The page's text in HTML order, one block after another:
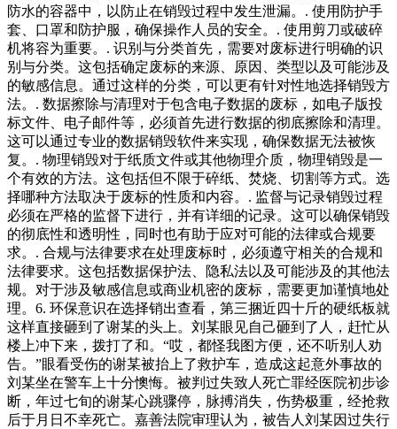
防水的容器中，以防止在销毁过程中发生泄漏。. 使用防护手
套、口罩和防护服，确保操作人员的安全。. 使用剪刀或破碎
机将容为重要。. 识别与分类首先，需要对废标进行明确的识
别与分类。这包括确定废标的来源、原因、类型以及可能涉及
的敏感信息。通过这样的分类，可以更有针对性地选择销毁方
法。. 数据擦除与清理对于包含电子数据的废标，如电子版投
标文件、电子邮件等，必须首先进行数据的彻底擦除和清理。
这可以通过专业的数据销毁软件来实现，确保数据无法被恢
复。. 物理销毁对于纸质文件或其他物理介质，物理销毁是一
个有效的方法。这包括但不限于碎纸、焚烧、切割等方式。选
择哪种方法取决于废标的性质和内容。. 监督与记录销毁过程
必须在严格的监督下进行，并有详细的记录。这可以确保销毁
的彻底性和透明性，同时也有助于应对可能的法律或合规要
求。. 合规与法律要求在处理废标时，必须遵守相关的合规和
法律要求。这包括数据保护法、隐私法以及可能涉及的其他法
规。对于涉及敏感信息或商业机密的废标，需要更加谨慎地处
理。6. 环保意识在选择销出查看，第三捆近四十斤的硬纸板就
这样直接砸到了谢某的头上。刘某眼见自己砸到了人，赶忙从
楼上冲下来，拨打了和。“哎，都怪我图方便，还不听别人劝
告。”眼看受伤的谢某被抬上了救护车，造成这起意外事故的
刘某坐在警车上十分懊悔。被判过失致人死亡罪经医院初步诊
断，年过七旬的谢某心跳骤停，脉搏消失，伤势极重，经抢救
后于月日不幸死亡。嘉善法院审理认为，被告人刘某因过失行